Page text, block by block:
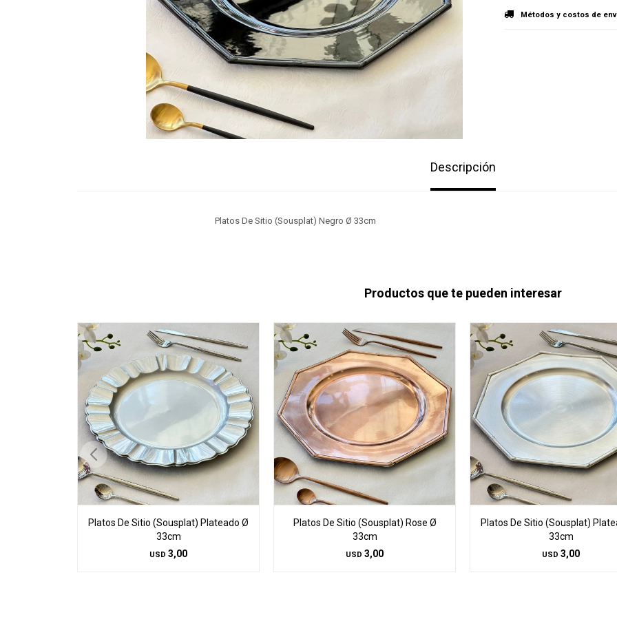
Métodos y costos de
Descripción
Platos De Sitio (Sousplat) Negro Ø 33cm
Productos que te pueden interesar
Platos De Sitio (Sousplat) Plateado Ø
33cm
USD 3,00
Platos De Sitio (Sousplat) Rose Ø
33cm
USD 3,00
Platos De Sitio (Sousplat)
33cm
USD 3,00